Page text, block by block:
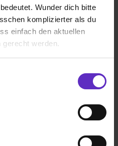
Wunder dich bitte
komplizierter als du
einfach den aktuellen
werden.
Einstellungen zu
um
Fachhochschulreife oder
Bildungsabschluss).
abgeben?
31. Dezember des
polizei-bw.de)
oder